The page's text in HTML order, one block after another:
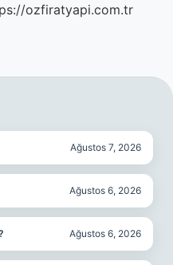
ozfiratyapi.com.tr
Ağustos 7, 2026
Ağustos 6, 2026
Ağustos 6, 2026